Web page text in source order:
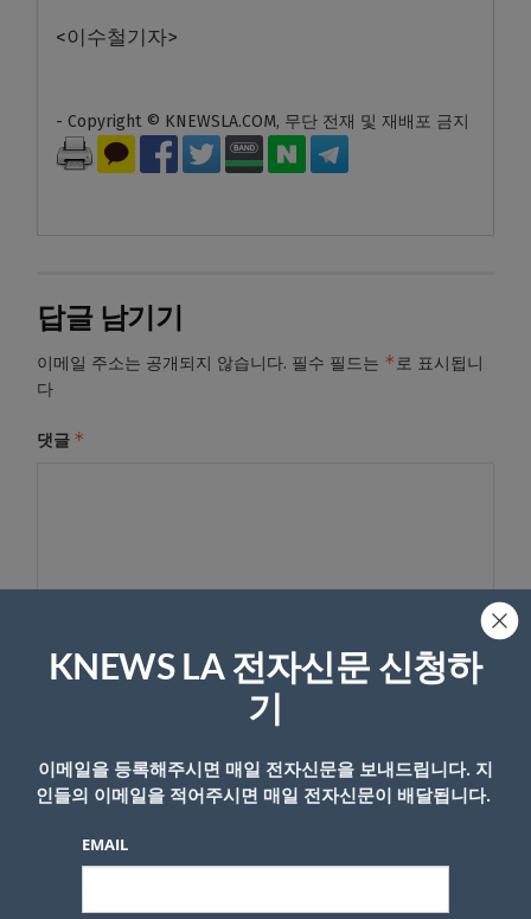
<이수철기자>
- Copyright © KNEWSLA.COM, 무단 전재 및 재배포 금지
답글 남기기
이메일 주소는 공개되지 않습니다. 필수 필드는 *로 표시됩니
다
댓글 *
KNEWS LA 전자신문 신청하
기
이메일을 등록해주시면 매일 전자신문을 보내드립니다. 지
인들의 이메일을 적어주시면 매일 전자신문이 배달됩니다.
EMAIL